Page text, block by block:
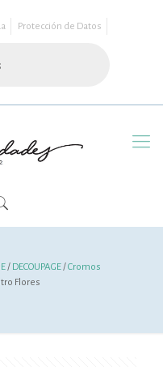
Protección de Datos
/ DECOUPAGE/Cromos
Flores